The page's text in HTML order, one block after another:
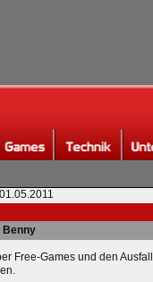
Benny
Free-Games und den